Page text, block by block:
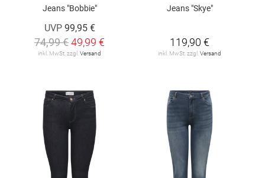
Jeans "Bobbie"
UVP 99,95 €
74,99 €49,99 €
inkl. MwSt. zzgl. Versand
Jeans "Skye"
119,90 €
inkl. MwSt. zzgl. Versand